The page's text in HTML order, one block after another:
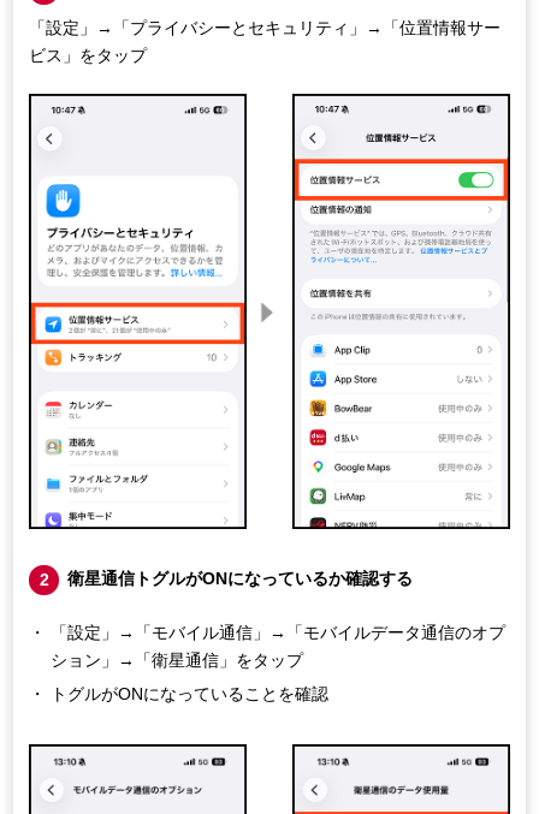
「設定」→「プライバシーとセキュリティ」→「位置情報サー
ビス」をタップ
2 衛星通信トグルがONになっているか確認する
「設定」→「モバイル通信」→「モバイルデータ通信のオプ
ション」→「衛星通信」をタップ
トグルがONになっていることを確認